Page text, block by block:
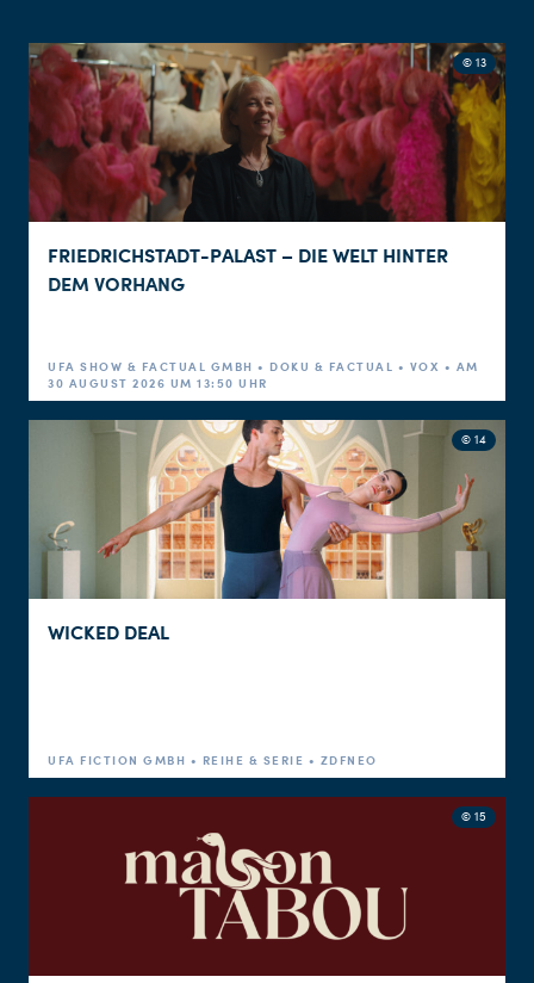
© 13
FRIEDRICHSTADT-PALAST – DIE WELT HINTER
DEM VORHANG
UFA SHOW & FACTUAL GMBH • DOKU & FACTUAL • VOX • AM
30 AUGUST 2026 UM 13:50 UHR
© 14
WICKED DEAL
UFA FICTION GMBH • REIHE & SERIE • ZDFNEO
© 15